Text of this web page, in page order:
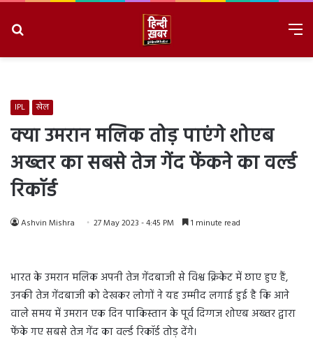
IPL खेल
क्या उमरान मलिक तोड़ पाएंगे शोएब
अख्तर का सबसे तेज गेंद फेंकने का वर्ल्ड
रिकॉर्ड
Ashvin Mishra 27 May 2023 - 4:45 PM 1 minute read
भारत के उमरान मलिक अपनी तेज गेंदबाजी से विश्व क्रिकेट में छाए हुए हैं,
उनकी तेज गेंदबाजी को देखकर लोगों ने यह उम्मीद लगाई हुई है कि आने
वाले समय में उमरान एक दिन पाकिस्तान के पूर्व दिग्गज शोएब अख्तर द्वारा
फेंके गए सबसे तेज गेंद का वर्ल्ड रिकॉर्ड तोड़ देंगे।